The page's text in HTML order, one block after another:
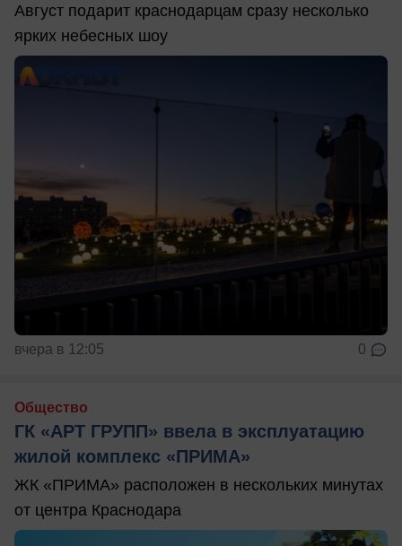
Август подарит краснодарцам сразу несколько
ярких небесных шоу
вчера в 12:05 0
Общество
ГК «АРТ ГРУПП» ввела в эксплуатацию
жилой комплекс «ПРИМА»
ЖК «ПРИМА» расположен в нескольких минутах
от центра Краснодара